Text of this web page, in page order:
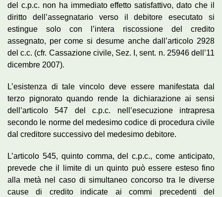
del c.p.c. non ha immediato effetto satisfattivo, dato che il
diritto dell’assegnatario verso il debitore esecutato si
estingue solo con l’intera riscossione del credito
assegnato, per come si desume anche dall’articolo 2928
del c.c. (cfr. Cassazione civile, Sez. I, sent. n. 25946 dell’11
dicembre 2007).
L’esistenza di tale vincolo deve essere manifestata dal
terzo pignorato quando rende la dichiarazione ai sensi
dell’articolo 547 del c.p.c. nell’esecuzione intrapresa
secondo le norme del medesimo codice di procedura civile
dal creditore successivo del medesimo debitore.
L’articolo 545, quinto comma, del c.p.c., come anticipato,
prevede che il limite di un quinto può essere esteso fino
alla metà nel caso di simultaneo concorso tra le diverse
cause di credito indicate ai commi precedenti del